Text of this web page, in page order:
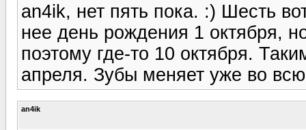
an4ik, нет пять пока. :) Шесть
нее день рождения 1 октября,
поэтому где-то 10 октября.
апреля. Зубы меняет уже во
an4ik